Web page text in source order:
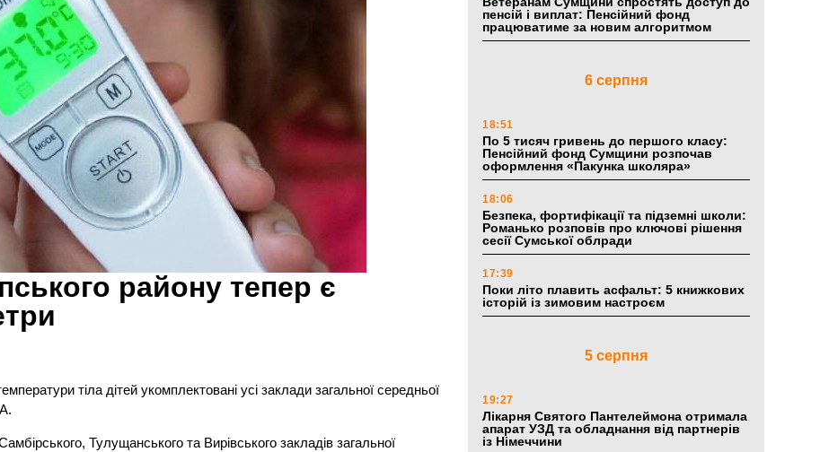
району тепер є
тіла дітей укомплектовані усі заклади загальної середньої
Тулущанського та Вирівського закладів загальної
пенсій і виплат: Пенсійний фонд
працюватиме за новим алгоритмом
6 серпня
18:51
По 5 тисяч гривень до першого класу:
Пенсійний фонд Сумщини розпочав
оформлення «Пакунка школяра»
18:06
Безпека, фортифікації та підземні школи:
Романько розповів про ключові рішення
сесії Сумської облради
17:39
Поки літо плавить асфальт: 5 книжкових
історій із зимовим настроєм
5 серпня
19:27
Лікарня Святого Пантелеймона отримала
апарат УЗД та обладнання від партнерів
із Німеччини